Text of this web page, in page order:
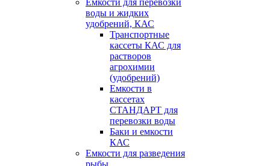
Емкости для перевозки
воды и жидких
удобрений, КАС
Транспортные
кассеты КАС для
растворов
агрохимии
(удобрений)
Емкости в
кассетах
СТАНДАРТ для
перевозки воды
Баки и емкости
КАС
Емкости для разведения
рыбы